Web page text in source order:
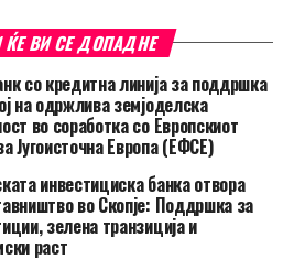
ВИ СЕ ДОПАДНЕ
со кредитна линија за поддршка
на одржлива земјоделска
во соработка со Европскиот
Југоисточна Европа (ЕФСЕ)
инвестициска банка отвора
во Скопје: Поддршка за
зелена транзиција и
раст